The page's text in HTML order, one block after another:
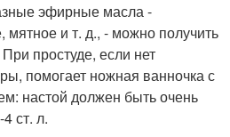
эфирные масла -
мятное и т. д., - можно получить
простуде, если нет
помогает ножная ванночка с
настой должен быть очень
ст. л.